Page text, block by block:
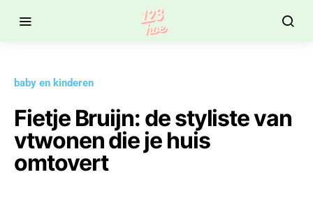
baby en kinderen
Fietje Bruijn: de styliste van
vtwonen die je huis
omtovert